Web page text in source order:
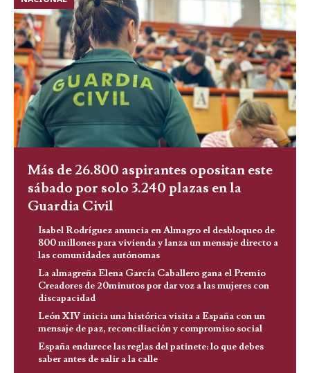
Más de 26.800 aspirantes opositan este
sábado por solo 3.240 plazas en la
Guardia Civil
Isabel Rodríguez anuncia en Almagro el desbloqueo de
800 millones para vivienda y lanza un mensaje directo a
las comunidades autónomas
La almagreña Elena García Caballero gana el Premio
Creadores de 20minutos por dar voz a las mujeres con
discapacidad
León XIV inicia una histórica visita a España con un
mensaje de paz, reconciliación y compromiso social
España endurece las reglas del patinete: lo que debes
saber antes de salir a la calle